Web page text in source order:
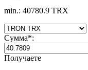
min.: 40780.9 TRX
Сумма*:
Получаете